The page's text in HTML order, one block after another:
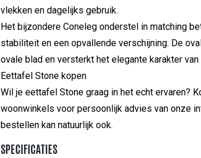
vlekken en dagelijks gebruik.
Het bijzondere Coneleg onderstel in matching
stabiliteit en een opvallende verschijning. De
ovale blad en versterkt het elegante karakter
Eettafel Stone kopen
Wil je eettafel Stone graag in het echt ervaren?
woonwinkels voor persoonlijk advies van onze
bestellen kan natuurlijk ook.
SPECIFICATIES